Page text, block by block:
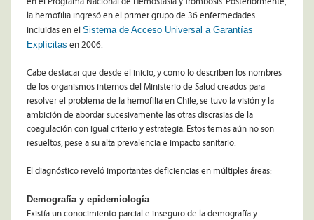
en el Programa Nacional de Hemostasia y Trombosis. Posteriormente,
la hemofilia ingresó en el primer grupo de 36 enfermedades
incluidas en el Sistema de Acceso Universal a Garantías
Explícitas en 2006.
Cabe destacar que desde el inicio, y como lo describen los nombres
de los organismos internos del Ministerio de Salud creados para
resolver el problema de la hemofilia en Chile, se tuvo la visión y la
ambición de abordar sucesivamente las otras discrasias de la
coagulación con igual criterio y estrategia. Estos temas aún no son
resueltos, pese a su alta prevalencia e impacto sanitario.
El diagnóstico reveló importantes deficiencias en múltiples áreas:
Demografía y epidemiología
Existía un conocimiento parcial e inseguro de la demografía y